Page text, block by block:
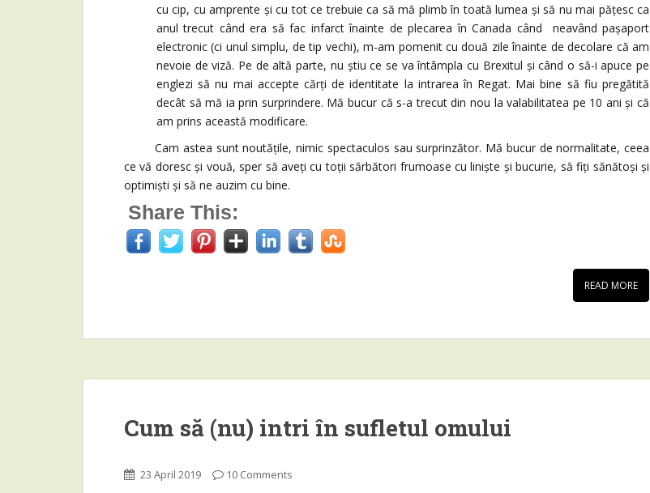
cu cip, cu amprente și cu tot ce trebuie ca să mă plimb în toată lumea și să nu mai pățesc ca
anul trecut când era să fac infarct înainte de plecarea în Canada când neavând pașaport
electronic (ci unul simplu, de tip vechi), m-am pomenit cu două zile înainte de decolare că am
nevoie de viză. Pe de altă parte, nu știu ce se va întâmpla cu Brexitul și când o să-i apuce pe
englezi să nu mai accepte cărți de identitate la intrarea în Regat. Mai bine să fiu pregătită
decât să mă ia prin surprindere. Mă bucur că s-a trecut din nou la valabilitatea pe 10 ani și că
am prins această modificare.
Cam astea sunt noutățile, nimic spectaculos sau surprinzător. Mă bucur de normalitate, ceea
ce vă doresc și vouă, sper să aveți cu toții sărbători frumoase cu liniște și bucurie, să fiți sănătoși și
optimiști și să ne auzim cu bine.
Share This:
READ MORE
Cum să (nu) intri în sufletul omului
23 April 2019 10 Comments